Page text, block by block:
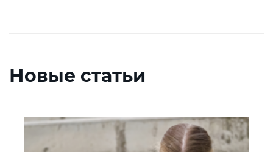
Новые статьи